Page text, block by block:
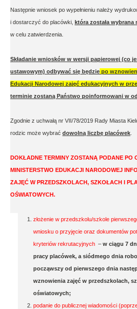
Następnie wniosek po wypełnieniu należy
i dostarczyć do placówki, która została
w celu zatwierdzenia.
Składanie wniosków w wersji papierowej (co
ustawowym) odbywać się będzie po
Edukacji Narodowej zajęć edukacyjnych w
terminie zostaną Państwo poinformowani w
Zgodnie z uchwałą nr VII/78/2019 Rady Miasta
rodzic może wybrać dowolną liczbę placówek
DOKŁADNE TERMINY ZOSTANĄ PODANE PO
MINISTERSTWO EDUKACJI NARODOWEJ
ZAJĘĆ W PRZEDSZKOLACH, SZKOŁACH I
OŚWIATOWYCH.
złożenie w przedszkolu/szkole
wniosku o przyjęcie oraz dokumentów
kryteriów rekrutacyjnych – w ciągu 7
pracy placówek, a siódmego dnia
począwszy od pierwszego dnia
wznowienia zajęć w przedszkolach,
oświatowych;
podanie do publicznej wiadomości